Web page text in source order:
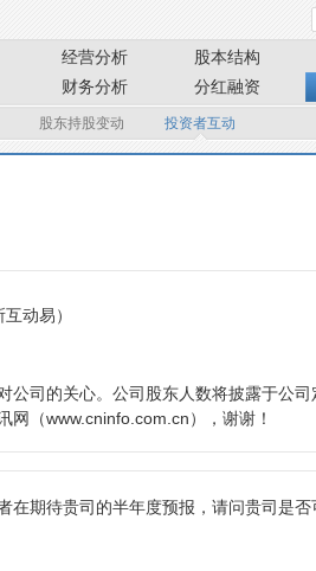
经营分析 股本结构
财务分析 分红融资
股东持股变动 投资者互动
动易）
公司的关心。公司股东人数将披露于公
网（www.cninfo.com.cn），谢谢！
在期待贵司的半年度预报，请问贵司是